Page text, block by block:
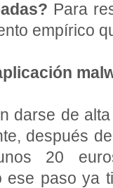
Para
empírico
darse de
después
20
ese paso ya